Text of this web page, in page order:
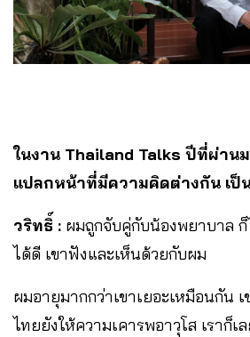
ในงาน Thailand Talks ปีที่ผ่าน
แปลกหน้าที่มีความคิดต่างกัน เป็
วริทธิ์ : ผมถูกจับคู่กับน้องพยาบาล
ได้ดี เขาฟังและเห็นด้วยกับผม
ผมอายุมากกว่าเขาเยอะเหมือนกัน
ไทยยังให้ความเคารพอาวุโส เราก็